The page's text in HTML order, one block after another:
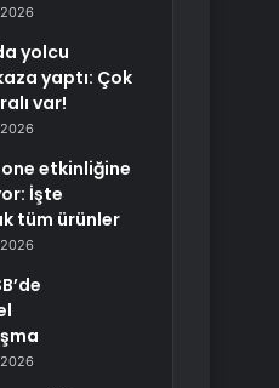
yolcu
yaptı: Çok
var!
etkinliğine
İşte
tüm ürünler